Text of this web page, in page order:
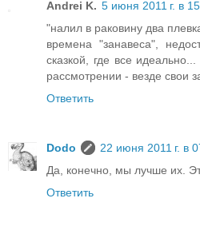
Andrei K. 5 июня 2011 г. в
"налил в раковину два
времена "занавеса",
сказкой, где все
рассмотрении - везде свои
Ответить
Dodo
22 июня 2011 г. в
Да, конечно, мы лучше их.
Ответить